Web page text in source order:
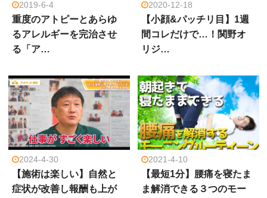
2019-6-4
重度のアトピーとあらゆ
るアレルギーを完治させ
る「ア…
2020-12-18
【小顔&パッチリ目】1週
間コレだけで…！関野オ
リジ…
2024-4-30
【施術は楽しい】自然と
症状が改善し報酬も上が
2021-4-10
【最短1分】腰痛を寝たま
ま解消できる３つのモー